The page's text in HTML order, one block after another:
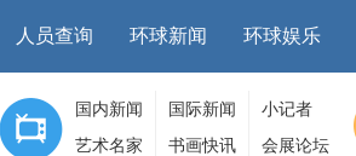
人员查询 环球新闻 环球娱乐
国内新闻 国际新闻
小记者
艺术名家
书画快讯 会展论坛